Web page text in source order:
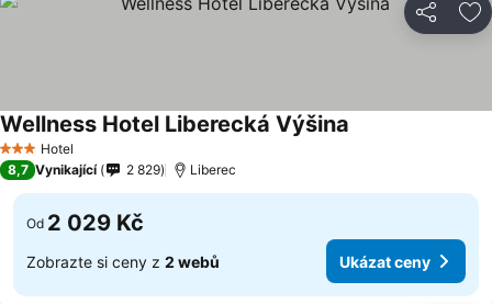
Sdílet
3 Počet hvězdiček
Hotel
Wellness Hotel Liberecká Výšina
8,7 Vynikající 2 829 Liberec
Od 2 029 Kč
Zobrazte si ceny z 2 webů Ukázat ceny